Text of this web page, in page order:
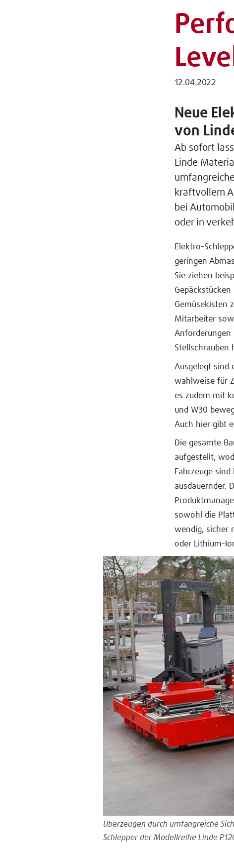
Level
12.04.2022
Neue
von
Ab sofort
Linde
kraftvollem
bei
oder in
Elektro-
geringen
Sie ziehen
Gemüsekisten
Mitarbeiter
Anforderungen
Stellschrauben
Ausgelegt sind
wahlweise für
es zudem mit
und W30
Auch hier gibt
Die gesamte
aufgestellt,
Fahrzeuge
ausdauernder.
sowohl die
wendig, sicher
oder Lithium-
Überzeugen durch umfangreiche
Schlepper der Modellreihe Linde